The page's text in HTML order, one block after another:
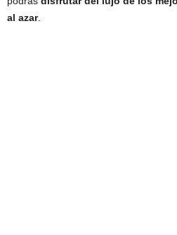
al azar.